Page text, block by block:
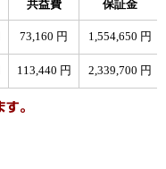
共益費 保証金
73,160 円 1,554,650 円
113,440 円 2,339,700 円